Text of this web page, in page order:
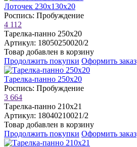
Лоточек 230х130х20
Роспись: Пробуждение
4 112
Тарелка-панно 250х20
Артикул: 18050250020/2
Товар добавлен в корзину
Продолжить покупки Оформить заказ
Тарелка-панно 250х20
Роспись: Пробуждение
3 664
Тарелка-панно 210х21
Артикул: 18040210021/2
Товар добавлен в корзину
Продолжить покупки Оформить заказ